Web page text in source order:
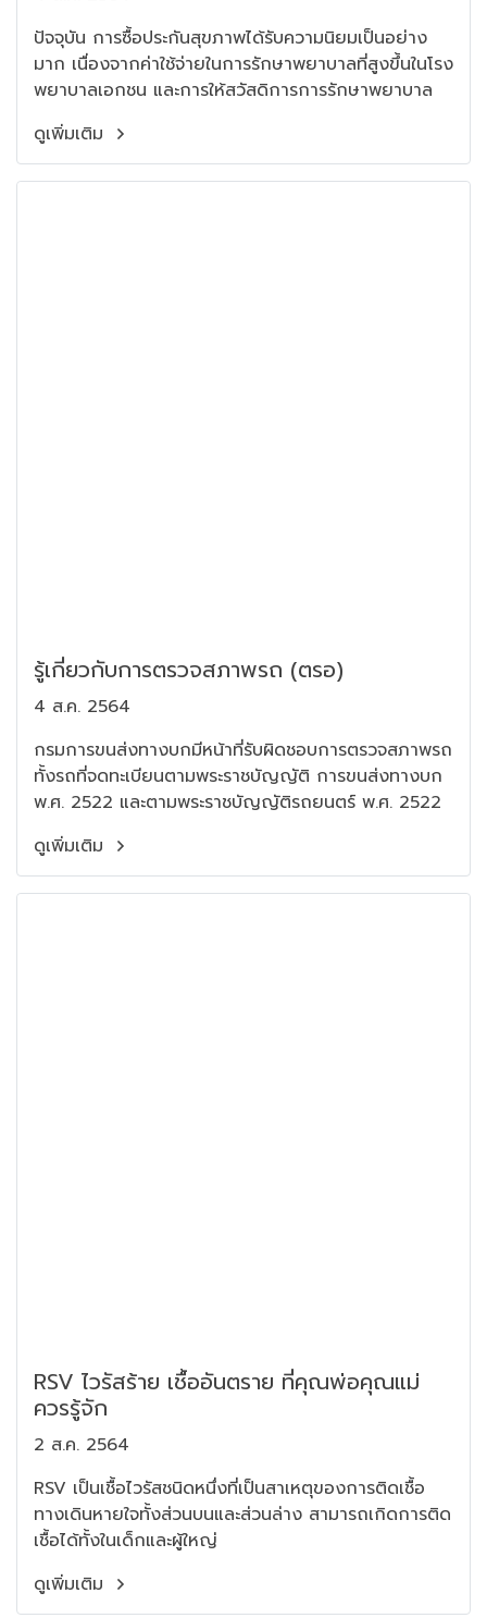
ปัจจุบัน การซื้อประกันสุขภาพได้รับความนิยมเป็นอย่าง
มาก เนื่องจากค่าใช้จ่ายในการรักษาพยาบาลที่สูงขึ้นในโรง
พยาบาลเอกชน และการให้สวัสดิการการรักษาพยาบาล
ดูเพิ่มเติม
รู้เกี่ยวกับการตรวจสภาพรถ (ตรอ)
4 ส.ค. 2564
กรมการขนส่งทางบกมีหน้าที่รับผิดชอบการตรวจสภาพรถ
ทั้งรถที่จดทะเบียนตามพระราชบัญญัติ การขนส่งทางบก
พ.ศ. 2522 และตามพระราชบัญญัติรถยนตร์ พ.ศ. 2522
ดูเพิ่มเติม
RSV ไวรัสร้าย เชื้ออันตราย ที่คุณพ่อคุณแม่
ควรรู้จัก
2 ส.ค. 2564
RSV เป็นเชื้อไวรัสชนิดหนึ่งที่เป็นสาเหตุของการติดเชื้อ
ทางเดินหายใจทั้งส่วนบนและส่วนล่าง สามารถเกิดการติด
เชื้อได้ทั้งในเด็กและผู้ใหญ่
ดูเพิ่มเติม